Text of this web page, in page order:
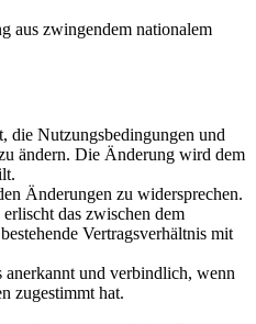
aus zwingendem nationalem
die Nutzungsbedingungen und
ändern. Die Änderung wird dem
Änderungen zu widersprechen.
das zwischen dem
Vertragsverhältnis mit
und verbindlich, wenn
zugestimmt hat.